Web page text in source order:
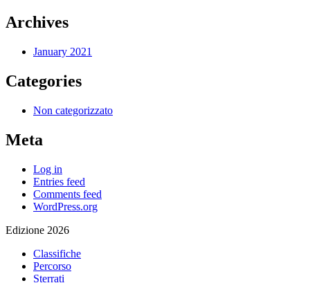
Archives
January 2021
Categories
Non categorizzato
Meta
Log in
Entries feed
Comments feed
WordPress.org
Edizione 2026
Classifiche
Percorso
Sterrati